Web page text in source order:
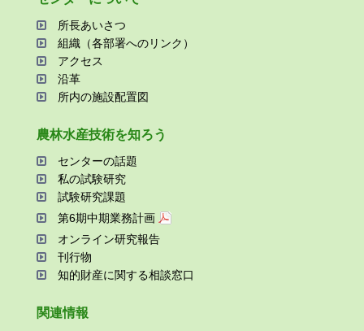
所⻑あいさつ
組織（各部署へのリンク）
アクセス
沿⾰
所内の施設配置図
農林⽔産技術を知ろう
センターの話題
私の試験研究
試験研究課題
第6期中期業務計画
オンライン研究報告
刊⾏物
知的財産に関する相談窓⼝
関連情報